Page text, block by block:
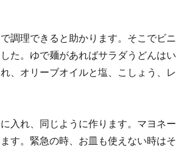
調理できると助かります。そこでビニ
た。ゆで麺があればサラダうどんはい
、オリーブオイルと塩、こしょう、レ
入れ、同じように作ります。マヨネー
す。緊急の時、お皿も使えない時はそ